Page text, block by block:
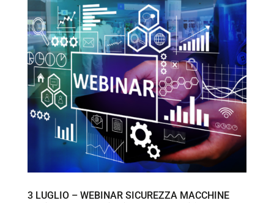
3 LUGLIO – WEBINAR SICUREZZA MACCHINE